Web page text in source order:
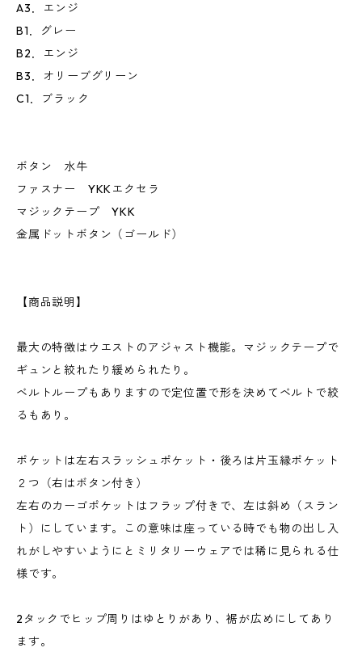
A3．エンジ
B1．グレー
B2．エンジ
B3．オリーブグリーン
C1．ブラック
ボタン 水牛
ファスナー YKKエクセラ
マジックテープ YKK
金属ドットボタン（ゴールド）
【商品説明】
最大の特徴はウエストのアジャスト機能。マジックテープで
ギュンと絞れたり緩められたり。
ベルトループもありますので定位置で形を決めてベルトで絞
るもあり。
ポケットは左右スラッシュポケット・後ろは片玉縁ポケット
２つ（右はボタン付き）
左右のカーゴポケットはフラップ付きで、左は斜め（スラン
ト）にしています。この意味は座っている時でも物の出し入
れがしやすいようにとミリタリーウェアでは稀に見られる仕
様です。
2タックでヒップ周りはゆとりがあり、裾が広めにしてあり
ます。